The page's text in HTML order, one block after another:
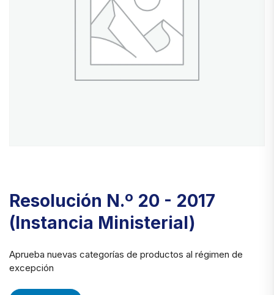
Resolución N.º 20 - 2017
(Instancia Ministerial)
Aprueba nuevas categorías de productos al régimen de
excepción